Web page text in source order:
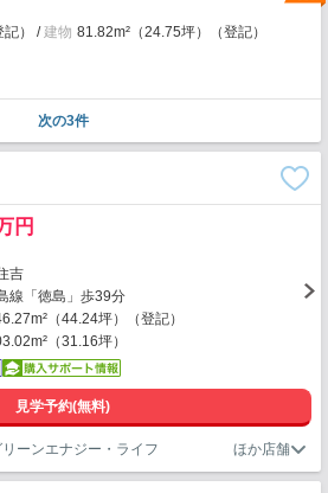
） 建物 81.82m²（24.75坪）（登記）
次の3件
円
吉
線「徳島」歩39分
（44.24坪）（登記）
（31.16坪）
見学予約(無料)
ーンエナジー・ライフ